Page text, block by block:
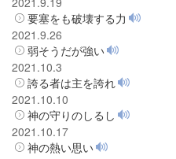
要塞をも破壊する力
2021.9.26
弱そうだが強い
2021.10.3
誇る者は主を誇れ
2021.10.10
神の守りのしるし
2021.10.17
神の熱い思い